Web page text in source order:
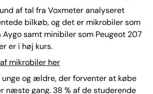
af tal fra Voxmeter analyseret
bilkøb, og det er mikrobiler som
Aygo samt minibiler som Peugeot 207
er i høj kurs.
mikrobiler her
og ældre, der forventer at købe
næste gang. 38 % af de studerende